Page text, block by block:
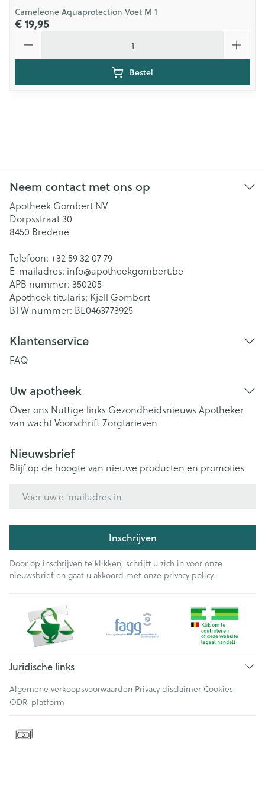
Cameleone Aquaprotection Voet M 1
€ 19,95
Bestel
Neem contact met ons op
Apotheek Gombert NV
Dorpsstraat 30
8450 Bredene
Telefoon: +32 59 32 07 79
E-mailadres: info@apotheekgombert.be
APB nummer: 350205
Apotheek titularis: Kjell Gombert
BTW nummer: BE0463773925
Klantenservice
FAQ
Uw apotheek
Over ons Nuttige links Gezondheidsnieuws Apotheker
van wachtVoorschriftZorgtarieven
Nieuwsbrief
Blijf op de hoogte van nieuwe producten en promoties
Inschrijven
Door op inschrijven te klikken, schrijft u zich in voor onze
nieuwsbrief en gaat u akkoord met onze privacy policy.
Juridische links
Algemene verkoopsvoorwaarden Privacy disclaimer Cookies
ODR-platform